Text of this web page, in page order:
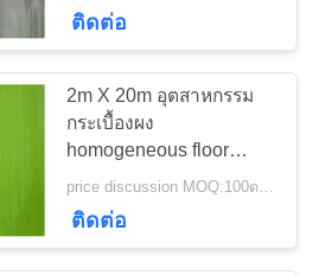
แบบ
25
ติดต่อ
2m X 20m อุตสาหกรรม
กระเบื้องผง
homogeneous floor
covering Vinyl สําหรับ
price discussion MOQ:100ตรม
ติดต่อ